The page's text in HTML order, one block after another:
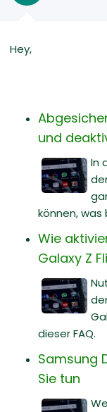
Hey,
und
In
können, was
Wie
Galaxy Z
dieser FAQ.
Samsung
Sie tun